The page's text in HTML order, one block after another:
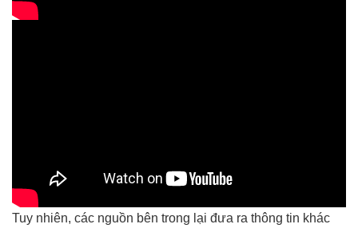
Tuy nhiên, các nguồn bên trong lại đưa ra thông tin khác